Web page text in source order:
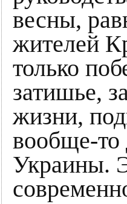
весны,
жителей
только
затишье,
жизни,
вообще-
Украины.